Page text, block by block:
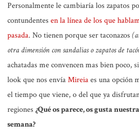
Personalmente le cambiaría los zapatos
contundentes en la línea de los que
pasada. No tienen porque ser taconazos
otra dimensión con sandalias o zapatos de
achatadas me convencen mas bien poco,
look que nos envíaMireiaes una opción
el tiempo que viene, o del que ya
regiones ¿Qué os parece, os gusta
semana?